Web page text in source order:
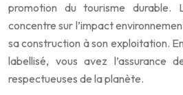
promotion du tourisme durable.
concentre sur l’impact
sa construction à son exploitation.
labellisé, vous avez l’assurance
respectueuses de la planète.